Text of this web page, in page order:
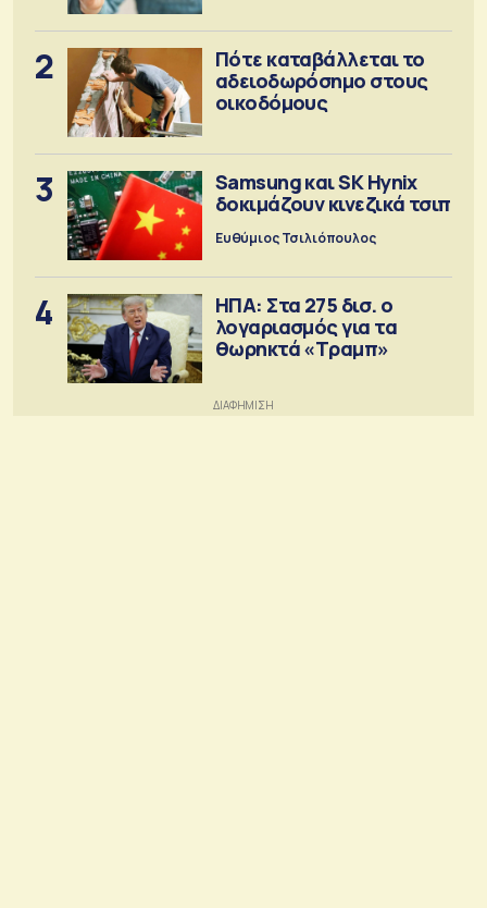
2
Πότε καταβάλλεται το
αδειοδωρόσημο στους
οικοδόμους
3
Samsung και SK Hynix
δοκιμάζουν κινεζικά τσιπ
Ευθύμιος Τσιλιόπουλος
4
ΗΠΑ: Στα 275 δισ. ο
λογαριασμός για τα
θωρηκτά «Τραμπ»